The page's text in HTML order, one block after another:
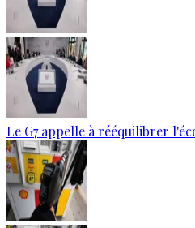
Le G7 appelle à rééquilibrer